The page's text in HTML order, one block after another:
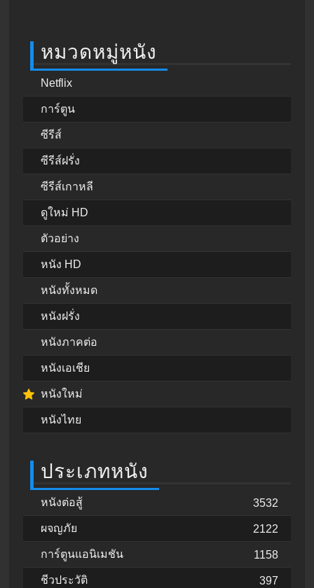
หมวดหมู่หนัง
Netflix
การ์ตูน
ซีรีส์
ซีรีส์ฝรั่ง
ซีรีส์เกาหลี
ดูใหม่ HD
ตัวอย่าง
หนัง HD
หนังทั้งหมด
หนังฝรั่ง
หนังภาคต่อ
หนังเอเชีย
หนังใหม่
หนังไทย
ประเภทหนัง
หนังต่อสู้ 3532
ผจญภัย 2122
การ์ตูนแอนิเมชัน 1158
ชีวประวัติ 397